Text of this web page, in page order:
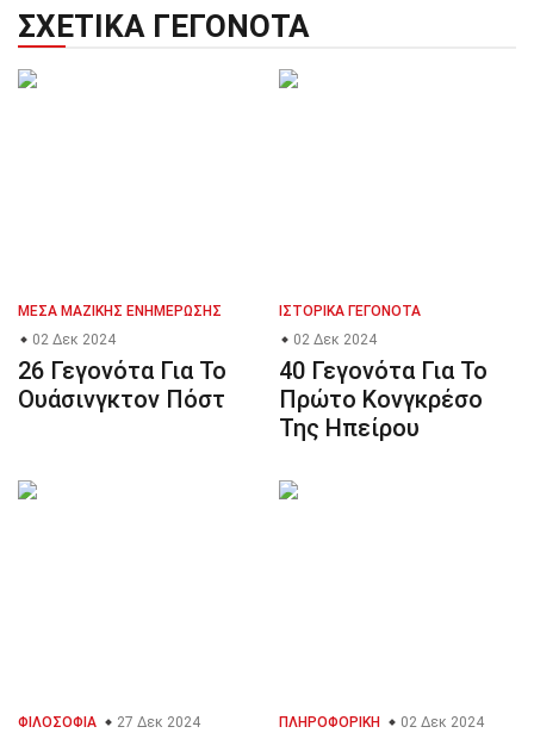
ΣΧΕΤΙΚΆ ΓΕΓΟΝΌΤΑ
ΜΈΣΑ ΜΑΖΙΚΉΣ ΕΝΗΜΈΡΩΣΗΣ
02 Δεκ 2024
26 Γεγονότα Για Το
Ουάσινγκτον Πόστ
ΙΣΤΟΡΙΚΆ ΓΕΓΟΝΌΤΑ
02 Δεκ 2024
40 Γεγονότα Για Το
Πρώτο Κονγκρέσο
Της Ηπείρου
ΦΙΛΟΣΟΦΊΑ 27 Δεκ 2024 ΠΛΗΡΟΦΟΡΙΚΉ 02 Δεκ 2024